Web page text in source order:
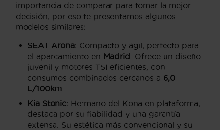
importancia de comparar para tomar la mejor
decisión, por eso te presentamos algunos
modelos similares:
SEAT Arona: Compacto y ágil, perfecto para
el aparcamiento en Madrid
. Ofrece un diseño
juvenil y motores TSI eficientes, con
consumos combinados cercanos a 6,0
L/100km
Kia Stonic: Hermano del Kona en plataforma,
destaca por su fiabilidad y una garantía
extensa. Su estética más convencional y su